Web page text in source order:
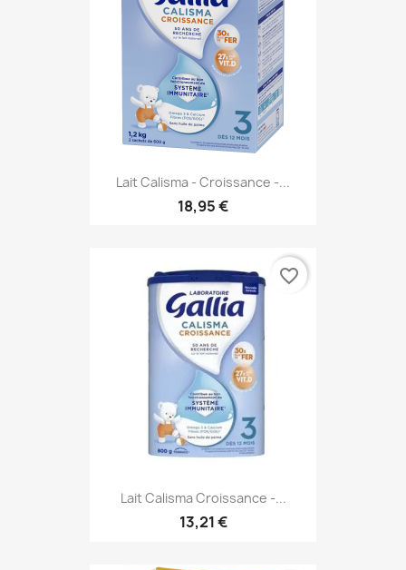
Lait Calisma - Croissance -...
18,95 €
Lait Calisma Croissance -...
13,21 €
favorite_border